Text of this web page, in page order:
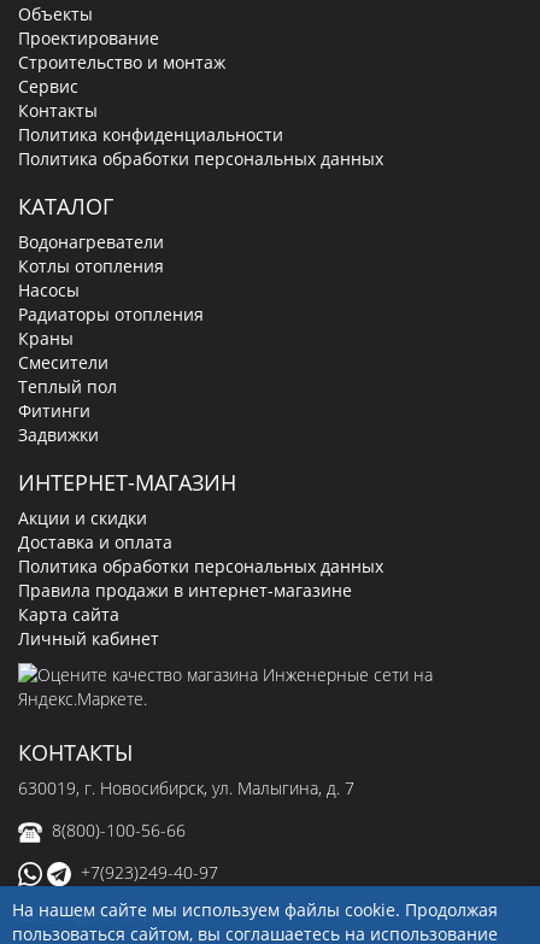
Объекты
Проектирование
Строительство и монтаж
Сервис
Контакты
Политика конфиденциальности
Политика обработки персональных данных
КАТАЛОГ
Водонагреватели
Котлы отопления
Насосы
Радиаторы отопления
Краны
Смесители
Теплый пол
Фитинги
Задвижки
ИНТЕРНЕТ-МАГАЗИН
Акции и скидки
Доставка и оплата
Политика обработки персональных данных
Правила продажи в интернет-магазине
Карта сайта
Личный кабинет
КОНТАКТЫ
630019, г. Новосибирск, ул. Малыгина, д. 7
8(800)-100-56-66
+7(923)249-40-97
sale@ingenerseti.ru
На нашем сайте мы используем файлы cookie. Продолжая
пользоваться сайтом, вы соглашаетесь на использование